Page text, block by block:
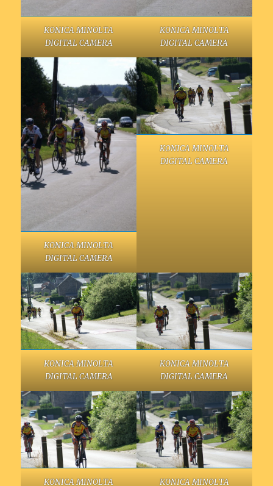
KONICA MINOLTA
DIGITAL CAMERA
KONICA MINOLTA
DIGITAL CAMERA
KONICA MINOLTA
DIGITAL CAMERA
KONICA MINOLTA
DIGITAL CAMERA
KONICA MINOLTA
DIGITAL CAMERA
KONICA MINOLTA
DIGITAL CAMERA
KONICA MINOLTA KONICA MINOLTA